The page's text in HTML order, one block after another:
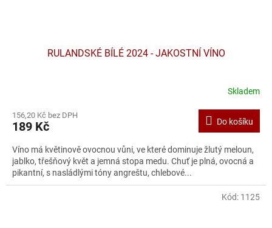
RULANDSKÉ BÍLÉ 2024 - JAKOSTNÍ VÍNO
Skladem
156,20 Kč bez DPH
189 Kč Do košíku
Víno má květinově ovocnou vůni, ve které dominuje žlutý meloun,
jablko, třešňový květ a jemná stopa medu. Chuť je plná, ovocná a
pikantní, s nasládlými tóny angreštu, chlebové...
Kód: 1125